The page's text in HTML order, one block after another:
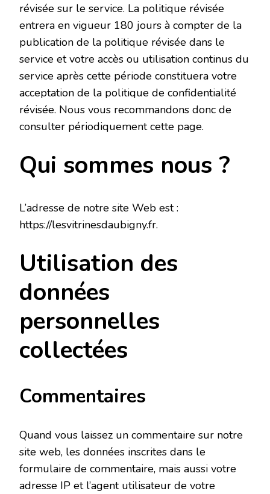
révisée sur le service. La politique révisée
entrera en vigueur 180 jours à compter de la
publication de la politique révisée dans le
service et votre accès ou utilisation continus du
service après cette période constituera votre
acceptation de la politique de confidentialité
révisée. Nous vous recommandons donc de
consulter périodiquement cette page.
Qui sommes nous ?
L’adresse de notre site Web est :
https://lesvitrinesdaubigny.fr.
Utilisation des
données
personnelles
collectées
Commentaires
Quand vous laissez un commentaire sur notre
site web, les données inscrites dans le
formulaire de commentaire, mais aussi votre
adresse IP et l’agent utilisateur de votre